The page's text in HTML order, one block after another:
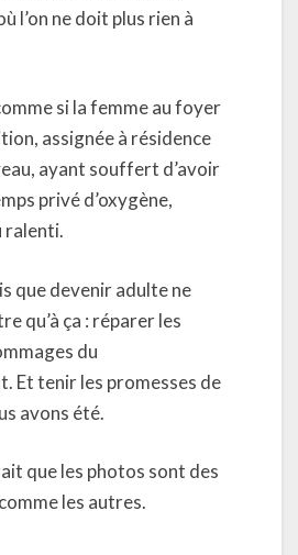
l’on ne doit plus rien à
si la femme au foyer
assignée à résidence
ayant souffert d’avoir
privé d’oxygène,
ralenti.
que devenir adulte ne
qu’à ça : réparer les
du
Et tenir les promesses de
avons été.
que les photos sont des
les autres.